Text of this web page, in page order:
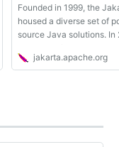
Founded in 1999, the
housed a diverse set of
source Java solutions.
Foundation, Jakarta
jakarta.apache.org